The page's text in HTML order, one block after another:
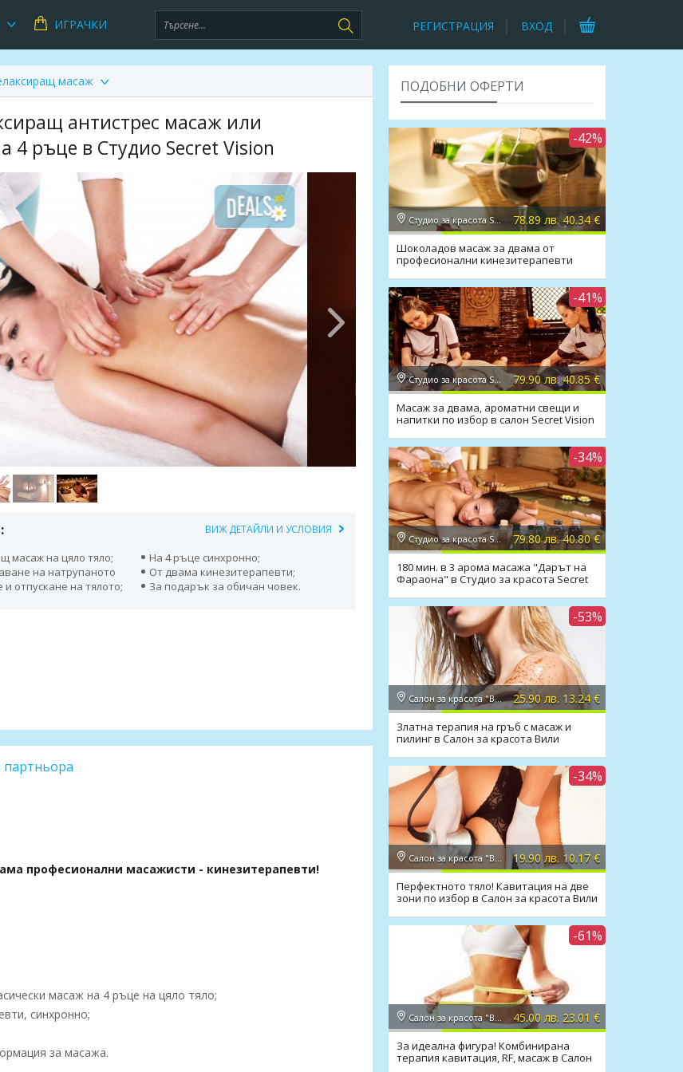
ИГРАЧКИ РЕГИСТРАЦИЯ ВХОД
масаж
антистрес масаж или
4 ръце в Студио Secret Vision
ВИЖ ДЕТАЙЛИ И УСЛОВИЯ
масаж на цяло тяло;
На 4 ръце синхронно;
на натрупаното
отпускане на тялото;
От двама кинезитерапевти;
За подарък за обичан човек.
партньора
професионални масажисти - кинезитерапевти!
масаж на 4 ръце на цяло тяло;
синхронно;
за масажa.
ПОДОБНИ ОФЕРТИ
-42%
Студио за красота Secret Vision 78.89 лв. 40.34 €
Шоколадов масаж за двама от
професионални кинезитерапевти
-41%
Студио за красота Secret Vision 79.90 лв. 40.85 €
Масаж за двама, ароматни свещи и
напитки по избор в салон Secret Vision
-34%
Студио за красота Secret Vision 79.80 лв. 40.80 €
180 мин. в 3 арома масажа "Дарът на
Фараона" в Студио за красота Secret
-53%
Салон за красота "Вили" 25.90 лв. 13.24 €
Златна терапия на гръб с масаж и
пилинг в Салон за красота Вили
-34%
Салон за красота "Вили" 19.90 лв. 10.17 €
Перфектното тяло! Кавитация на две
зони по избор в Салон за красота Вили
-61%
Салон за красота "Вили" 45.00 лв. 23.01 €
За идеална фигура! Комбинирана
терапия кавитация, RF, масаж в Салон